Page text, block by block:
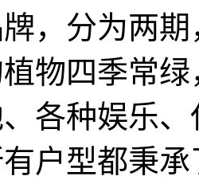
，分为两
物四季常
各种娱乐
户型都秉